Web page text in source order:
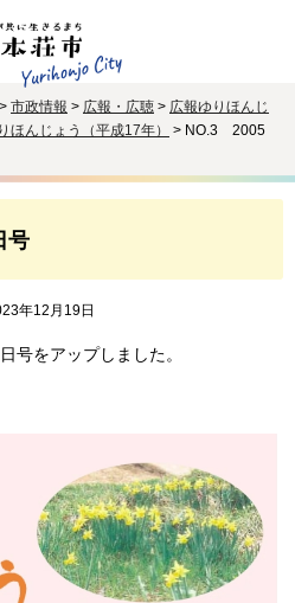
> 市政情報 > 広報・広聴 > 広報ゆりほんじ
ほんじょう（平成17年）
> NO.3 2005
号
年12月19日
号をアップしました。